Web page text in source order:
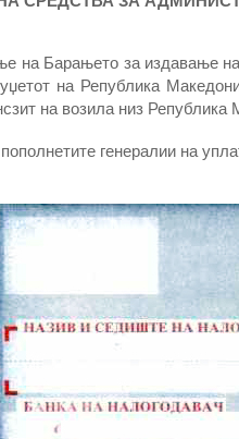
на Барањето за издавање
на Република
на возила низ
генералии на